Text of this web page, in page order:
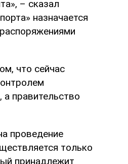
– сказал
назначается
что сейчас
правительство
проведение
только
принадлежит